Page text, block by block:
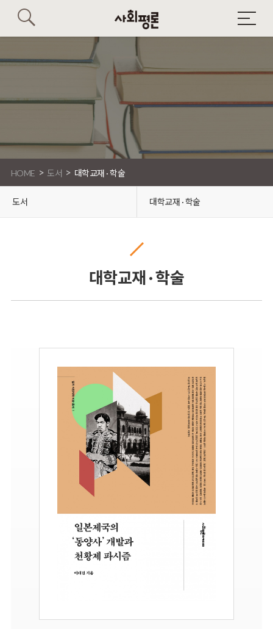
HOME > 도서 > 대학교재 · 학술
도서 대학교재 · 학술
대학교재 · 학술